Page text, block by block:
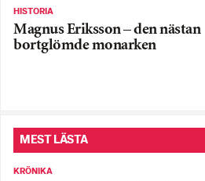
HISTORIA
Magnus Eriksson – den nästan
bortglömde monarken
MEST LÄSTA
KRÖNIKA